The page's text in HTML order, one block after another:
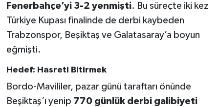
Fenerbahçe’yi 3-2 yenmişti. Bu süreçte iki kez
Türkiye Kupası finalinde de derbi kaybeden
Trabzonspor, Beşiktaş ve Galatasaray’a boyun
eğmişti.
Hedef: Hasreti Bitirmek
Bordo-Mavililer, pazar günü taraftarı önünde
Beşiktaş’ı yenip 770 günlük derbi galibiyeti